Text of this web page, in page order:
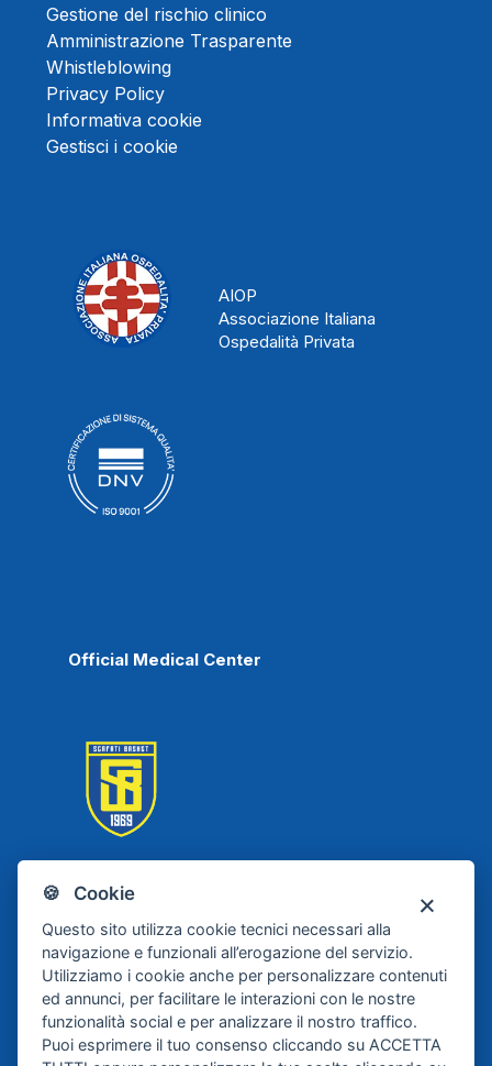
🍪 Cookie
Questo sito utilizza cookie tecnici necessari alla
navigazione e funzionali all’erogazione del servizio.
Utilizziamo i cookie anche per personalizzare contenuti
ed annunci, per facilitare le interazioni con le nostre
funzionalità social e per analizzare il nostro traffico.
Puoi esprimere il tuo consenso cliccando su ACCETTA
Gestione del rischio clinico
Amministrazione Trasparente
Whistleblowing
Privacy Policy
Informativa cookie
Gestisci i cookie
AIOP
Associazione Italiana
Ospedalità Privata
Official Medical Center
Scafati Basket